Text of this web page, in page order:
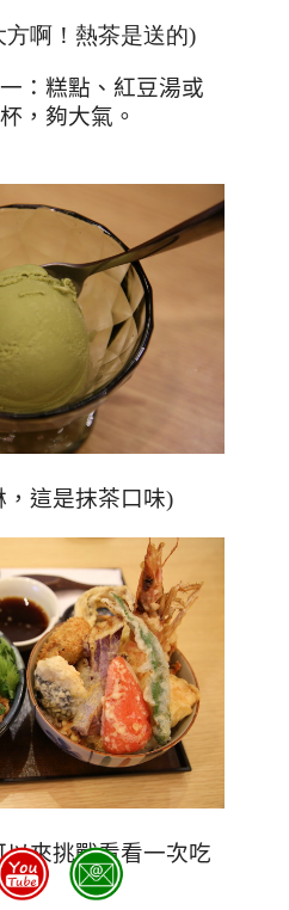
啊！熱茶是送的)
：糕點、紅豆湯或
，夠大氣。
這是抹茶口味)
來挑戰看看一次吃